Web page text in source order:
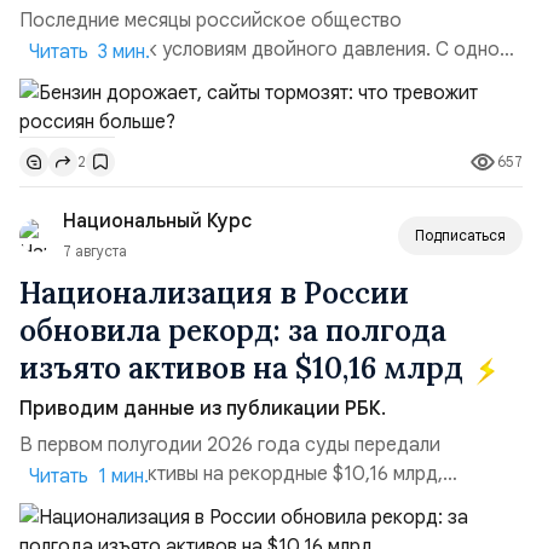
Последние месяцы российское общество
адаптируется к условиям двойного давления. С одной
стороны, происходит рост цен на товары первой
необходимости, инфляция и локальные сбои в
поставках бензина. А с другой – технологическая
турбулентность: перебои в работе интернета,
блокировки сайтов, необходимость осваивать VPN и
российские платформы.Что из этого бье...
Читать 3 мин.
2 657
Национальный Курс
7 августа
Подписаться
Национализация в России
обновила рекорд: за полгода
изъято активов на $10,16 млрд
Приводим данные из публикации РБК.
В первом полугодии 2026 года суды передали
государству активы на рекордные $10,16 млрд,
подсчитали аналитики AK&M. Это в 2,5 раза больше,
чем за аналогичный период 2025 года ($3,95 млрд).
Читать 1 мин.